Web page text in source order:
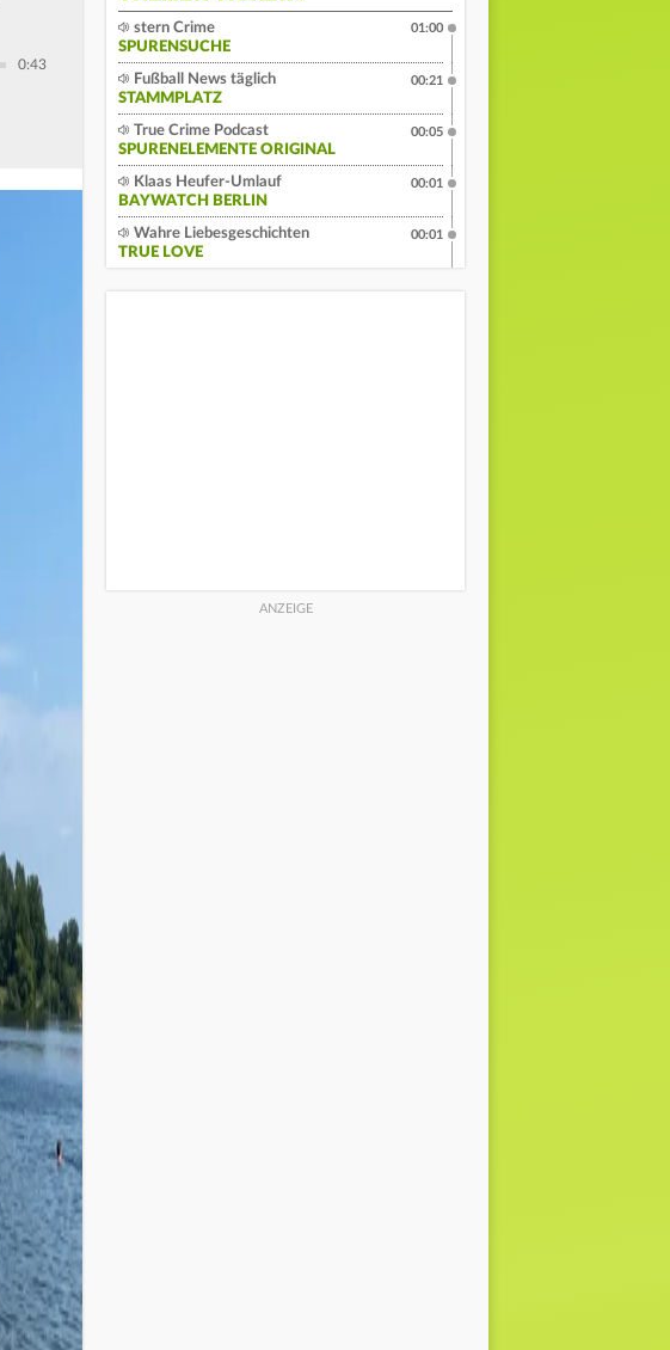
0:43
stern Crime
SPURENSUCHE
01:00
Fußball News täglich
STAMMPLATZ
00:21
True Crime Podcast
SPURENELEMENTE ORIGINAL
00:05
Klaas Heufer-Umlauf
BAYWATCH BERLIN
00:01
Wahre Liebesgeschichten
TRUE LOVE
00:01